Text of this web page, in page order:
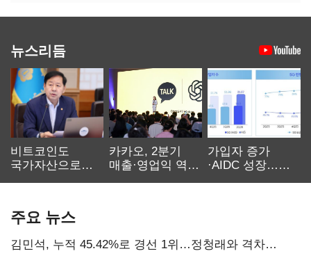
뉴스리듬
비트코인도
국가자산으로…'
카카오, 2분기
매출·영업익 역대
가입자 증가
·AIDC 성장…
주요 뉴스
김민석, 누적 45.42%로 경선 1위…정청래와 격차